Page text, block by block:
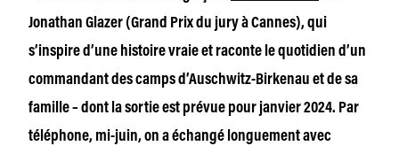
Jonathan Glazer (Grand Prix du jury à Cannes), qui
s’inspire d’une histoire vraie et raconte le quotidien d’un
commandant des camps d’Auschwitz-Birkenau et de sa
famille – dont la sortie est prévue pour janvier 2024. Par
téléphone, mi-juin, on a échangé longuement avec